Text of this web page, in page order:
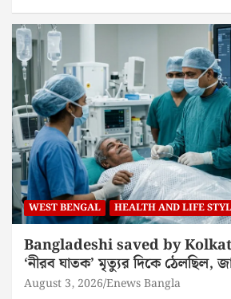
WEST BENGAL HEALTH AND LIFE
Bangladeshi saved by
‘নীরব ঘাতক’ মৃত্যুর দিকে ঠেলছিল,
August 3, 2026 Enews Bangla